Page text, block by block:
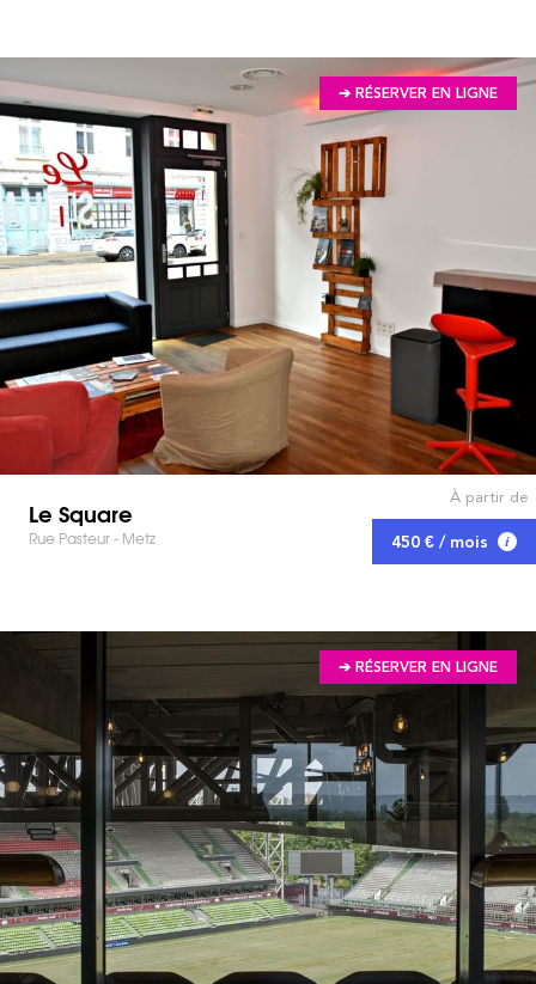
➔ RÉSERVER EN LIGNE
Le Square
Rue Pasteur - Metz
À partir de
450 € / mois
➔ RÉSERVER EN LIGNE